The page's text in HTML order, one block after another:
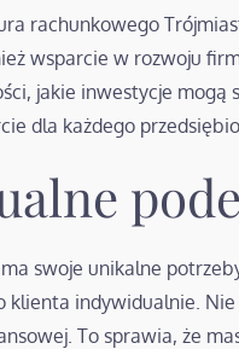
rachunkowego
wsparcie w rozwoju
jakie inwestycje mogą
dla każdego
swoje unikalne
klienta indywidualnie.
To sprawia, że